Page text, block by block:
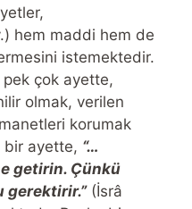
hem maddi hem de
istemektedir.
pek çok ayette,
olmak, verilen
korumak
bir ayette, “…
getirin. Çünkü
gerektirir.”(İsrâ